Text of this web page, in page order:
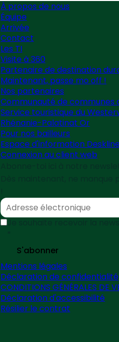
À propos de nous
Équipe
Arrivée
Contact
Les TI
Visite à 360
Partenaire de destination
Maintenant, passe mo off !
Nos partenaires
Communauté de communes
Service touristique du
Rhénanie-Palatinat Or
Pour nos bailleurs
Espace d'information
Connexion au client web
Je souhaite recevoir la
S'abonner
Mentions légales
Déclaration de confidentialité
CONDITIONS GÉNÉRALES DE
Déclaration d'accessibilité
Résilier le contrat